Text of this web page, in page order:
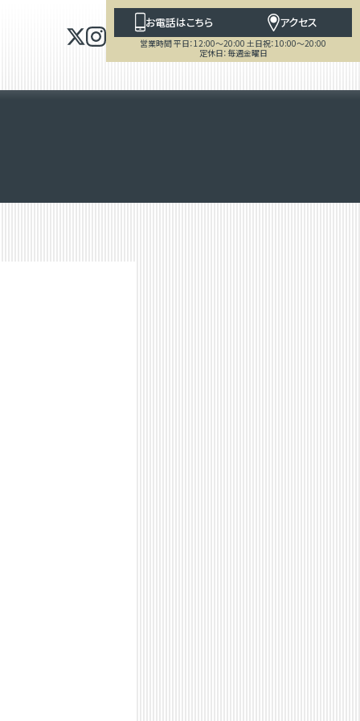
お電話はこちら アクセス
営業時間 平日：12:00～20:00 土日祝：10:00～20:00
定休日：毎週金曜日